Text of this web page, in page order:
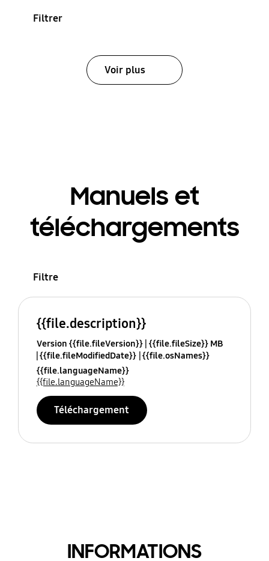
Filtrer
Voir plus
Manuels et
téléchargements
Filtre
{{file.description}}
Version {{file.fileVersion}} {{file.fileSize}} MB
{{file.fileModifiedDate}} {{file.osNames}}
{{file.languageName}}
{{file.languageName}}
Téléchargement
INFORMATIONS